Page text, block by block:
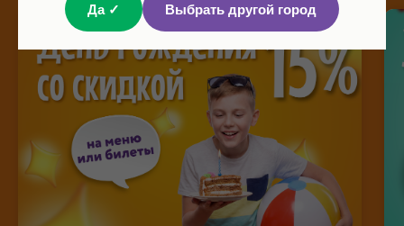
Да ✓ Выбрать другой город